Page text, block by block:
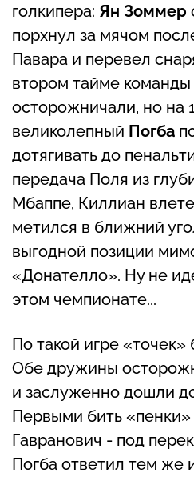
голкипера: Ян Зоммер
порхнул за мячом
Павара и перевел
втором тайме
осторожничали, но на
великолепный Погба
дотягивать до
передача Поля из
Мбаппе, Киллиан
метился в ближний
выгодной позиции
«Донателло». Ну не
этом чемпионате...
По такой игре
Обе дружины
и заслуженно дошли
Первыми бить
Гавранович - под
Погба ответил тем же